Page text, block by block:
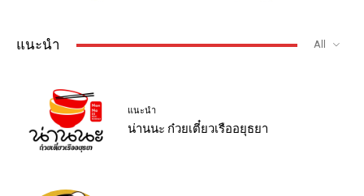
แนะนำ All
แนะนำ
น่านนะ ก๋วยเตี๋ยวเรืออยุธยา